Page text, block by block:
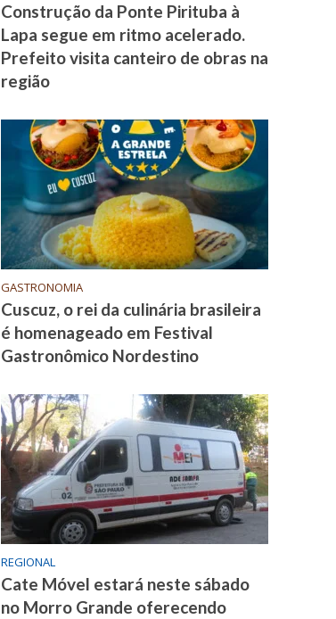
Construção da Ponte Pirituba à
Lapa segue em ritmo acelerado.
Prefeito visita canteiro de obras na
região
GASTRONOMIA
Cuscuz, o rei da culinária brasileira
é homenageado em Festival
Gastronômico Nordestino
REGIONAL
Cate Móvel estará neste sábado
no Morro Grande oferecendo